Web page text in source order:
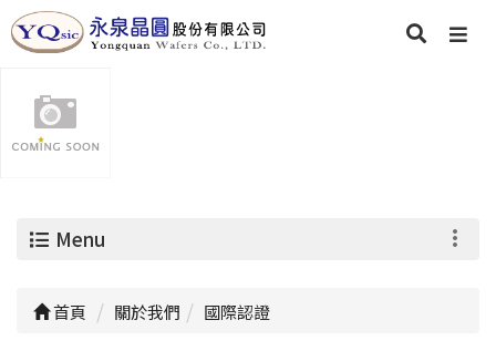
Menu
首頁 關於我們 國際認證